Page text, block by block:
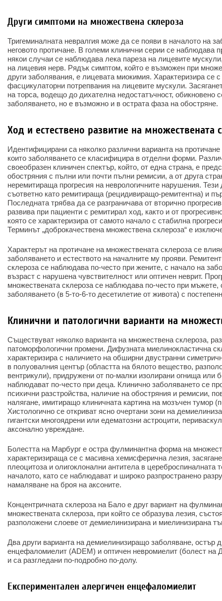
Други симптоми на множествена склероза
Тригеминалната невралгия може да се появи в началото на
неговото протичане. В големи клинични серии се наблюдава
някои случаи се наблюдава лека пареза на лицевите
на лицевия нерв. Рядък симптом, който е възможен при
други заболявания, е лицевата миокимия. Характеризира се
фасцикулаторни потрепвания на лицевите мускули.
на торса, водещо до дихателна недостатъчност, обикновено
заболяването, но е възможно и в острата фаза на обостряне.
Ход и естествено развитие на множествената
Идентифицирани са няколко различни варианта на
които заболяването се класифицира в отделни форми.
своеобразен клиничен спектър, който, от една страна, е
обостряния с пълни или почти пълни ремисии, а от друга
неремитираща прогресия на неврологичните нарушения.
съответно като ремитираща (рецидивиращо-ремитентна) и
Последната трябва да се разграничава от вторично
развива при пациенти с ремитирал ход, както и от
която се характеризира от самото начало с стабилна
Терминът „доброкачествена множествена склероза“ е
Характерът на протичане на множествената склероза се
заболяването и естеството на началните му прояви.
склероза се наблюдава по-често при жените, с начало на
възраст с нарушена чувствителност или оптичен неврит.
множествената склероза се наблюдава по-често при мъжете,
заболяването (в 5-то-6-то десетилетие от живота) с
Клинични и патологични варианти на
Съществуват няколко варианта на множествена склероза,
патоморфологични промени. Дифузната миелинокластична
характеризира с наличието на обширни двустранни
в полуовалния център (областта на бялото вещество,
вентрикули), придружени от по-малки изолирани огнища или
наблюдават по-често при деца. Клинично заболяването се
психични разстройства, наличие на обостряния и ремисии,
налягане, имитиращо клиничната картина на мозъчен тумор
Хистологично се откриват ясно очертани зони на
гигантски многоядрени или едематозни астроцити,
аксонално увреждане.
Болестта на Марбург е остра фулминантна форма на
характеризираща се с масивна хемисферична лезия,
плеоцитоза и олигоклонални антитела в цереброспиналната
началото, като се наблюдават и широко разпространено
намаляване на броя на аксоните.
Концентричната склероза на Бало е друг вариант на
множествената склероза, при който се образува лезия,
разположени слоеве от демиелинизирана и миелинизирана
Два други варианта на демиелинизиращо заболяване, остър
енцефаломиелит (ADEM) и оптичен невромиелит (болест на
и са разгледани по-подробно по-долу.
Експериментален алергичен енцефаломиелит